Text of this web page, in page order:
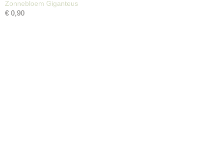
Zonnebloem Giganteus
€ 0,90